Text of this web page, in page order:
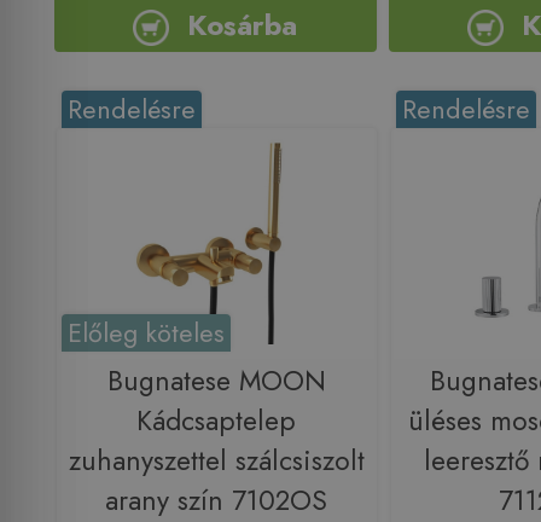
Kosárba
Rendelésre
Előleg köteles
Bugnatese MOON
Kádcsaptelep
zuhanyszettel szálcsiszolt
arany szín 7102OS
Rendelésre
üléses